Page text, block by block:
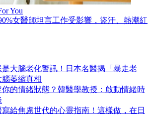
You
女醫師坦言工作受影響，盜汗、熱潮紅
大腦老化警訊！日本名醫揭「暴走老
腦萎縮真相
的情緒狀態？韓醫學教授：啟動情緒時
給焦慮世代的心靈指南！這樣做，在日